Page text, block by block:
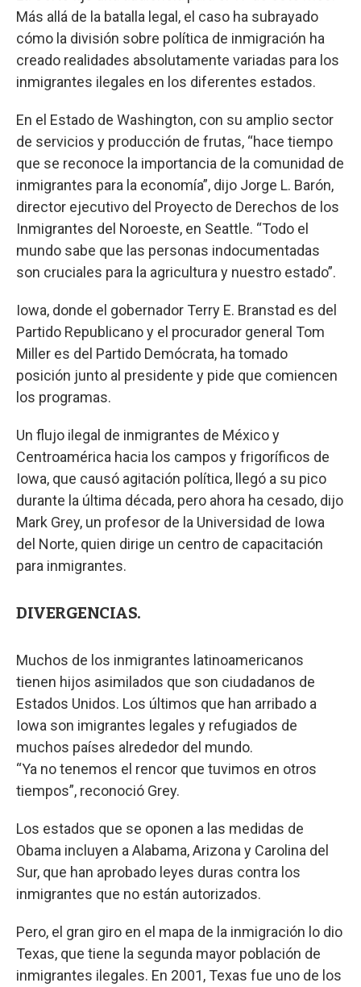
Más allá de la batalla legal, el caso ha subrayado
cómo la división sobre política de inmigración ha
creado realidades absolutamente variadas para los
inmigrantes ilegales en los diferentes estados.
En el Estado de Washington, con su amplio sector
de servicios y producción de frutas, “hace tiempo
que se reconoce la importancia de la comunidad de
inmigrantes para la economía”, dijo Jorge L. Barón,
director ejecutivo del Proyecto de Derechos de los
Inmigrantes del Noroeste, en Seattle. “Todo el
mundo sabe que las personas indocumentadas
son cruciales para la agricultura y nuestro estado”.
Iowa, donde el gobernador Terry E. Branstad es del
Partido Republicano y el procurador general Tom
Miller es del Partido Demócrata, ha tomado
posición junto al presidente y pide que comiencen
los programas.
Un flujo ilegal de inmigrantes de México y
Centroamérica hacia los campos y frigoríficos de
Iowa, que causó agitación política, llegó a su pico
durante la última década, pero ahora ha cesado, dijo
Mark Grey, un profesor de la Universidad de Iowa
del Norte, quien dirige un centro de capacitación
para inmigrantes.
DIVERGENCIAS.
Muchos de los inmigrantes latinoamericanos
tienen hijos asimilados que son ciudadanos de
Estados Unidos. Los últimos que han arribado a
Iowa son imigrantes legales y refugiados de
muchos países alrededor del mundo.
“Ya no tenemos el rencor que tuvimos en otros
tiempos”, reconoció Grey.
Los estados que se oponen a las medidas de
Obama incluyen a Alabama, Arizona y Carolina del
Sur, que han aprobado leyes duras contra los
inmigrantes que no están autorizados.
Pero, el gran giro en el mapa de la inmigración lo dio
Texas, que tiene la segunda mayor población de
inmigrantes ilegales. En 2001, Texas fue uno de los